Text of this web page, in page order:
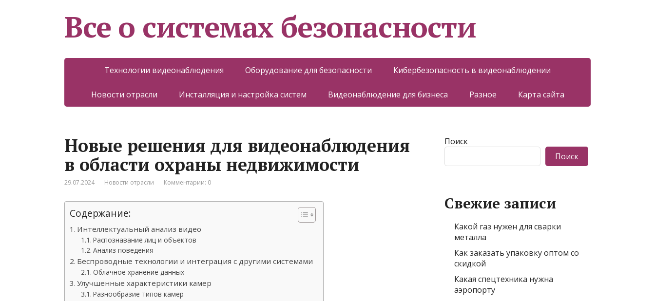
Все о системах безопасности
Технологии видеонаблюдения Оборудование для безопасности Кибербезопасность в видеонаблюдении
Новости отрасли Инсталляция и настройка систем Видеонаблюдение для бизнеса Разное Карта сайта
Новые решения для видеонаблюдения
в области охраны недвижимости
29.07.2024 Новости отрасли Комментарии: 0
Содержание:
Интеллектуальный анализ видео
Распознавание лиц и объектов
Анализ поведения
Беспроводные технологии и интеграция с другими системами
Облачное хранение данных
Улучшенные характеристики камер
Разнообразие типов камер
Поиск
Поиск
Свежие записи
Какой газ нужен для сварки
металла
Как заказать упаковку оптом со
скидкой
Какая спецтехника нужна
аэропорту